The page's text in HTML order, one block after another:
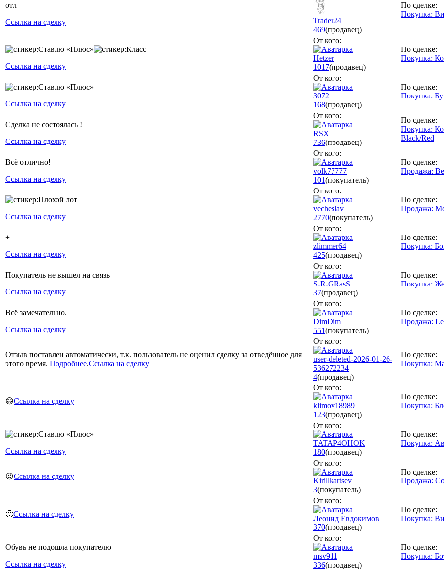
отл
Ссылка на сделку
Trader24
469(продавец)
По сделке:
Покупка:
Ссылка на сделку
От кого:
Hetzer
1017(продавец)
По сделке:
Покупка:
Ссылка на сделку
От кого:
3072
168(продавец)
По сделке:
Покупка:
Сделка не состоялась !
Ссылка на сделку
От кого:
RSX
736(продавец)
По сделке:
Покупка:
Black/Red
Всё отлично!
Ссылка на сделку
От кого:
volk77777
101(покупатель)
По сделке:
Продажа:
Ссылка на сделку
От кого:
vecheslav
2770(покупатель)
По сделке:
Продажа:
+
Ссылка на сделку
От кого:
zlimmer64
425(продавец)
По сделке:
Покупка:
Покупатель не вышел на связь
Ссылка на сделку
От кого:
S-R-GRasS
37(продавец)
По сделке:
Покупка:
Всё замечательно.
Ссылка на сделку
От кого:
DimDim
551(покупатель)
По сделке:
Продажа:
Отзыв поставлен автоматически, т.к. пользователь не оценил сделку за отведённое для
этого время. Подробнее.Ссылка на сделку
От кого:
user-deleted-2026-01-26-
536272234
4(продавец)
По сделке:
Покупка:
😄Ссылка на сделку
От кого:
klimov18989
123(продавец)
По сделке:
Покупка:
Ссылка на сделку
От кого:
TATAP4OHOK
180(продавец)
По сделке:
Покупка:
😉Ссылка на сделку
От кого:
Kirillkartsev
3(покупатель)
По сделке:
Продажа:
🙂Ссылка на сделку
От кого:
Леонид Евдокимов
370(продавец)
По сделке:
Покупка:
Обувь не подошла покупателю
Ссылка на сделку
От кого:
msv911
336(продавец)
По сделке:
Покупка: